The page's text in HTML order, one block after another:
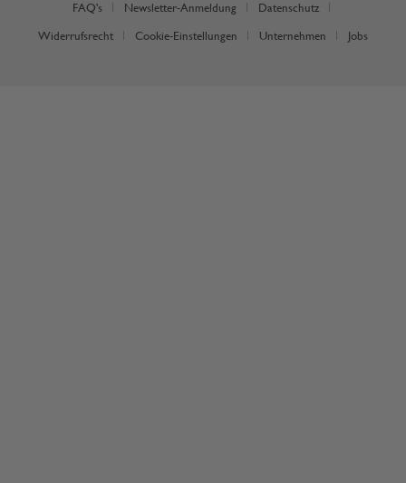
FAQ's Newsletter-Anmeldung Datenschutz
Widerrufsrecht Cookie-Einstellungen Unternehmen Jobs